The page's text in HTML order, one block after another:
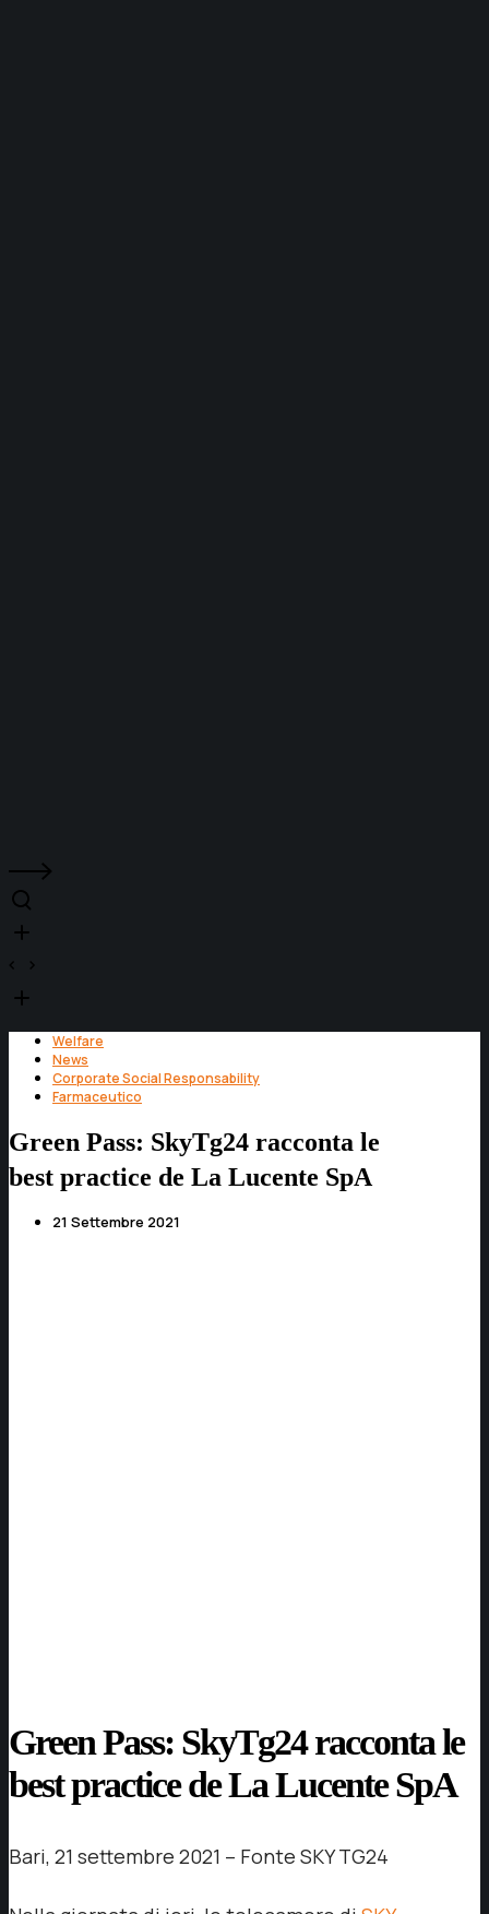
Welfare
News
Corporate Social Responsability
Farmaceutico
Green Pass: SkyTg24 racconta le
best practice de La Lucente SpA
21 Settembre 2021
Green Pass: SkyTg24 racconta le
best practice de La Lucente SpA
Bari, 21 settembre 2021 – Fonte SKY TG24